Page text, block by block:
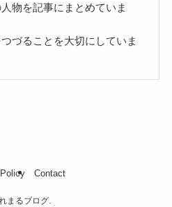
物を記事にまとめていま
づることを大切にしていま
Contact
まるブログ.